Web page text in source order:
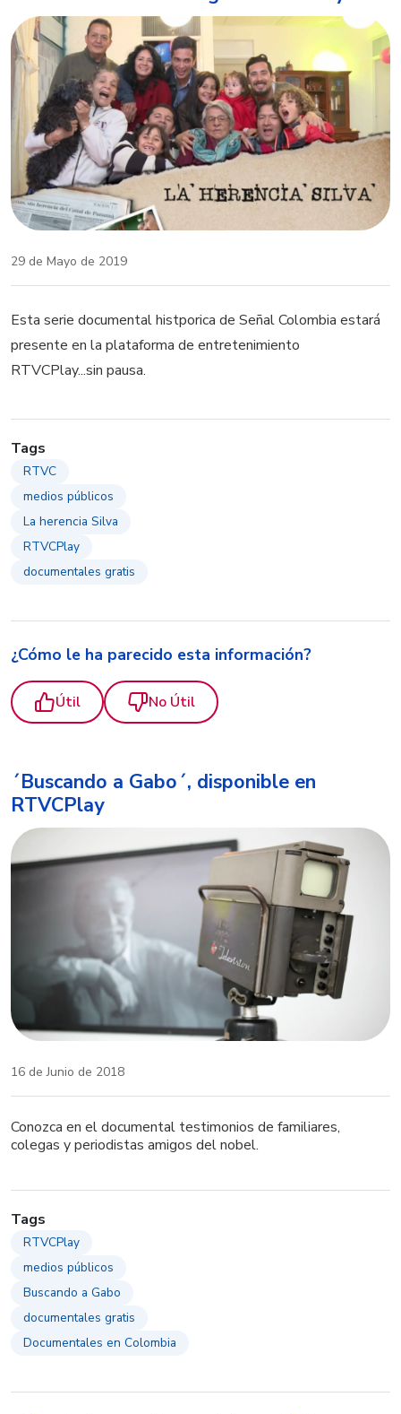
29 de Mayo de 2019
Esta serie documental histporica de Señal Colombia estará
presente en la plataforma de entretenimiento
RTVCPlay...sin pausa.
Tags
RTVC
medios públicos
La herencia Silva
RTVCPlay
documentales gratis
¿Cómo le ha parecido esta información?
Útil No Útil
´Buscando a Gabo´, disponible en
RTVCPlay
16 de Junio de 2018
Conozca en el documental testimonios de familiares,
colegas y periodistas amigos del nobel.
Tags
RTVCPlay
medios públicos
Buscando a Gabo
documentales gratis
Documentales en Colombia